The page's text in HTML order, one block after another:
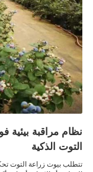
نظام مراقبة بيئية
التوت الذكية
تتطلب بيوت زراعة التوت